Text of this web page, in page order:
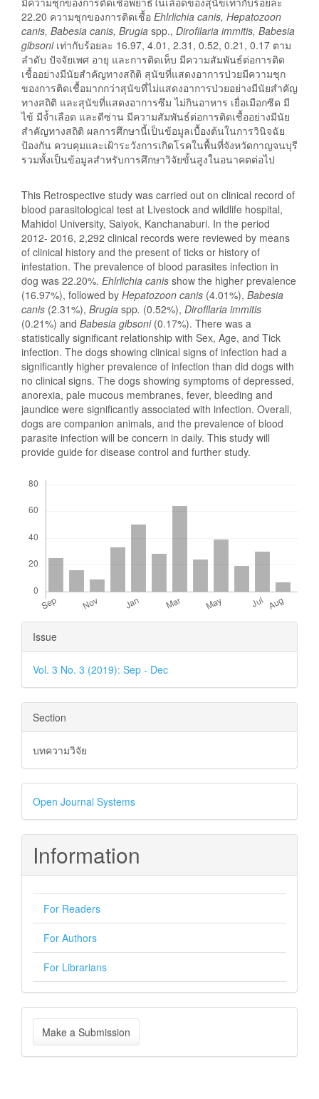
22.20 ความชุกของการติดเชื้อ Ehlrlichia canis, Hepatozoon
canis, Babesia canis, Brugia spp., Dirofilaria immitis, Babesia
gibsoni เท่ากับร้อยละ 16.97, 4.01, 2.31, 0.52, 0.21, 0.17 ตาม
ลำดับ ปัจจัยเพศ อายุ และการติดเห็บ มีความสัมพันธ์ต่อการติด
เชื้ออย่างมีนัยสำคัญทางสถิติ สุนัขที่แสดงอาการป่วยมีความชุก
ของการติดเชื้อมากกว่าสุนัขที่ไม่แสดงอาการป่วยอย่างมีนัยสำคัญ
ทางสถิติ และสุนัขที่แสดงอาการซึม ไม่กินอาหาร เยื่อเมือกซีด มี
ไข้ มีจ้ำเลือด และดีซ่าน มีความสัมพันธ์ต่อการติดเชื้ออย่างมีนัย
สำคัญทางสถิติ ผลการศึกษานี้เป็นข้อมูลเบื้องต้นในการวินิจฉัย
ป้องกัน ควบคุมและเฝ้าระวังการเกิดโรคในพื้นที่จังหวัดกาญจนบุรี
รวมทั้งเป็นข้อมูลสำหรับการศึกษาวิจัยขั้นสูงในอนาคตต่อไป
This Retrospective study was carried out on clinical record of
blood parasitological test at Livestock and wildlife hospital,
Mahidol University, Saiyok, Kanchanaburi. In the period
2012- 2016, 2,292 clinical records were reviewed by means
of clinical history and the present of ticks or history of
infestation. The prevalence of blood parasites infection in
dog was 22.20%. Ehlrlichia canis show the higher prevalence
(16.97%), followed by Hepatozoon canis (4.01%), Babesia
canis (2.31%), Brugia spp. (0.52%), Dirofilaria immitis
(0.21%) and Babesia gibsoni(0.17%). There was a
statistically significant relationship with Sex, Age, and Tick
infection. The dogs showing clinical signs of infection had a
significantly higher prevalence of infection than did dogs with
no clinical signs. The dogs showing symptoms of depressed,
anorexia, pale mucous membranes, fever, bleeding and
jaundice were significantly associated with infection. Overall,
dogs are companion animals, and the prevalence of blood
parasite infection will be concern in daily. This study will
provide guide for disease control and further study.
Article
Details
Issue
Vol. 3 No. 3 (2019): Sep - Dec
Section
บทความวิจัย
Developed
By
Open Journal Systems
Information
For Readers
For Authors
For Librarians
Make
a
Make a Submission